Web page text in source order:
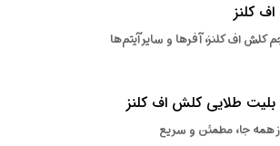
کلنز
کلش اف کلنز، آفرها و سایر آیتم‌ها
طلایی کلش اف کلنز
از همه جا، مطمئن و سریع